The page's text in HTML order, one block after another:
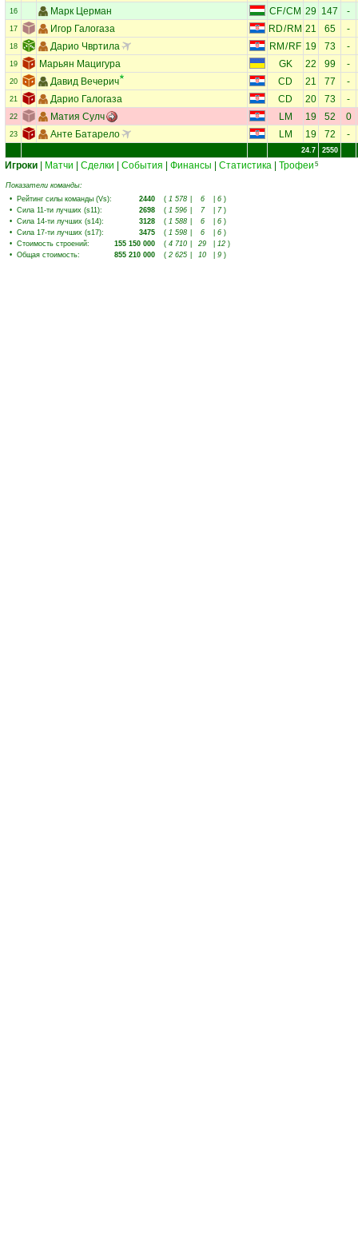
16 Марк Церман CF/CM 29 147 -
17 Игор Галогаза RD/ RM 21 65 -
18 Дарио Чвртила RM / RF 19 73 -
19 Марьян Мацигура GK 22 99 -
20 Давид Вечерич CD 21 77 -
21 Дарио Галогаза CD 20 73 -
22 Матия Сулч LM 19 52 0
23 Анте Батарело LM 19 72 -
24.7 2550
Игроки Матчи Сделки События Финансы Статистика Трофеи 5
Показатели команды:
• Рейтинг силы команды (Vs): 2440 ( 1 578 6 6 )
• Сила 11-ти лучших (s11): 2698 ( 1 596 7 7)
• Сила 14-ти лучших (s14): 3128 ( 1 588 6 6 )
• Сила 17-ти лучших (s17): 3475 ( 1 598 6 6 )
• Стоимость строений: 155 150 000 ( 4 710 29 12 )
• Общая стоимость: 855 210 000 ( 2 625 10 9 )